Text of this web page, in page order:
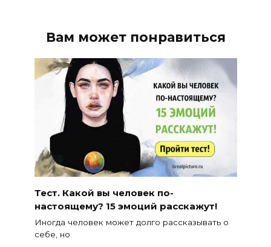
Вам может понравиться
Тест. Какой вы человек по-
настоящему? 15 эмоций расскажут!
Иногда человек может долго рассказывать о
себе, но